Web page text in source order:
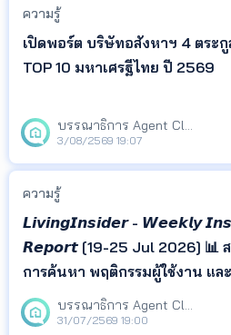
อสังหาริมทรัพย์ได้ในที่เดียว
ความรู้
เปิดพอร์ต บริษัทอสังหาฯ 4 ตระกู
TOP 10 มหาเศรฐีไทย ปี 2569
บรรณาธิการ Agent Club
3/08/2569 19:07
ความรู้
𝙇𝙞𝙫𝙞𝙣𝙜𝙄𝙣𝙨𝙞𝙙𝙚𝙧 - 𝙒𝙚𝙚𝙠𝙡𝙮
𝙍𝙚𝙥𝙤𝙧𝙩 [19-25 Jul 2026] 📊
การค้นหา พฤติกรรมผู้ใช้งาน แล
ยอดนิยม จาก LivingInsider พร้อ
Insight ที่สะท้อนความสนใจของ
บรรณาธิการ Agent Club
31/07/2569 19:00